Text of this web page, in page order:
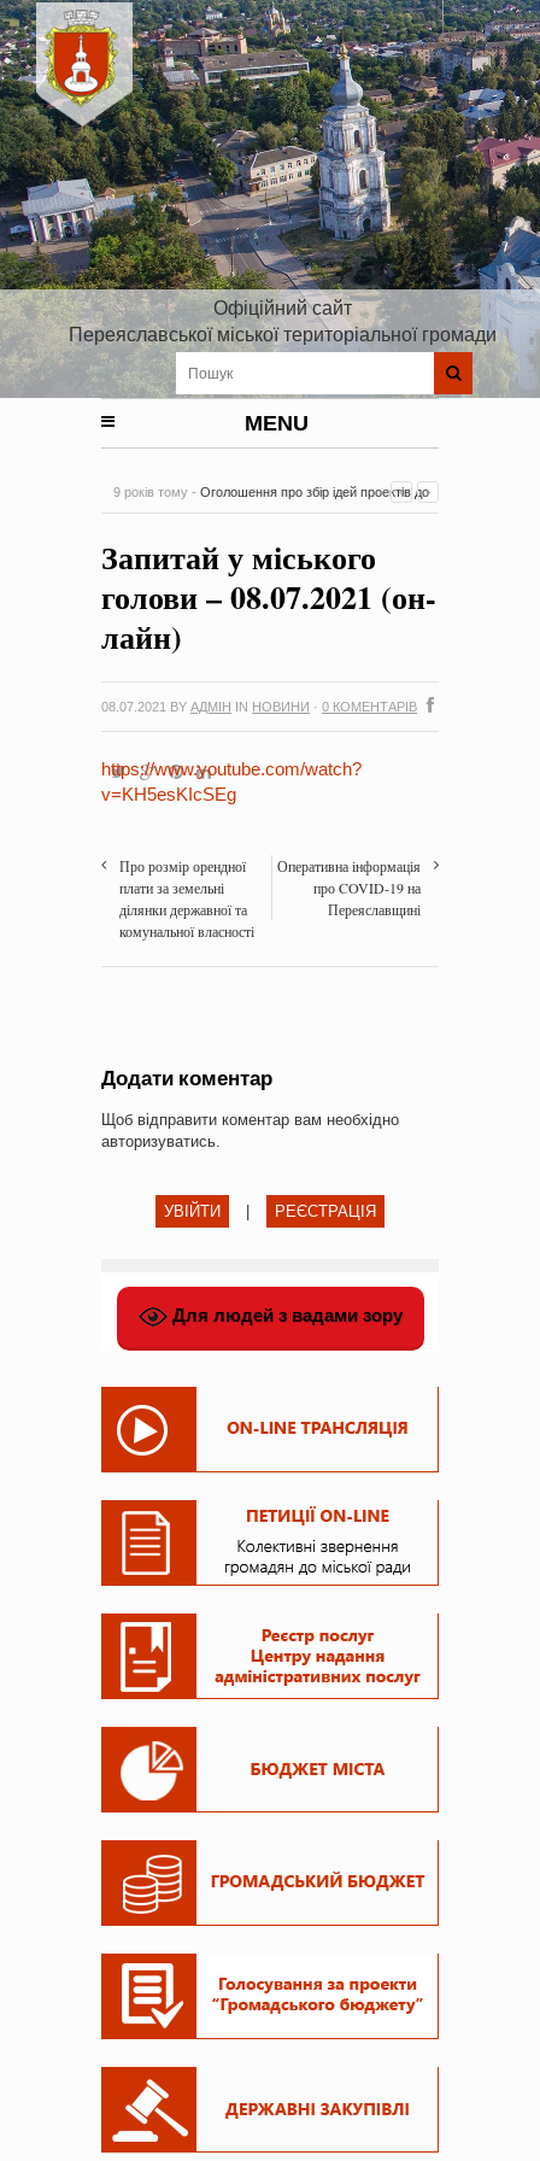
Офіційний сайт
Переяславської міської територіальної громади
MENU
9 років тому - Оголошення про збір ідей проектів до
на період 2018 – 2020 роки Оголошення про збір ідей
0 Коментарів
Запитай у міського
голови – 08.07.2021 (он-
лайн)
08.07.2021 BY АДМІН IN НОВИНИ · 0 КОМЕНТАРІВ
https://www.youtube.com/watch?
v=KH5esKIcSEg
Про розмір орендної
плати за земельні
ділянки державної та
комунальної власності
Оперативна інформація
про COVID-19 на
Переяславщині
Додати коментар
Щоб відправити коментар вам необхідно
авторизуватись.
УВІЙТИ РЕЄСТРАЦІЯ
Для людей з вадами зору